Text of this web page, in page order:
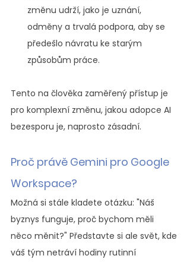
změnu udrží, jako je uznání,
odměny a trvalá podpora, aby se
předešlo návratu ke starým
způsobům práce.
Tento na člověka zaměřený přístup je
pro komplexní změnu, jakou adopce AI
bezesporu je, naprosto zásadní.
Proč právě Gemini pro Google
Workspace?
Možná si stále kladete otázku: "Náš
byznys funguje, proč bychom měli
něco měnit?" Představte si ale svět, kde
váš tým netráví hodiny rutinní